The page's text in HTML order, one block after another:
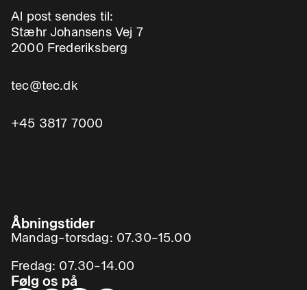
Al post sendes til:
Stæhr Johansens Vej 7
2000 Frederiksberg
tec@tec.dk
+45 3817 7000
Åbningstider
Mandag–torsdag: 07.30–15.00
Fredag: 07.30–14.00
Følg os på